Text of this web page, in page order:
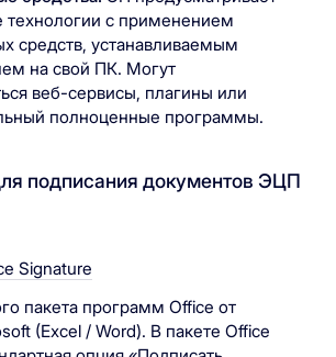
технологии с применением
средств, устанавливаемым
на свой ПК. Могут
веб-сервисы, плагины или
полноценные программы.
подписания документов ЭЦП
Signature
пакета программ Office от
(Excel / Word). В пакете Office